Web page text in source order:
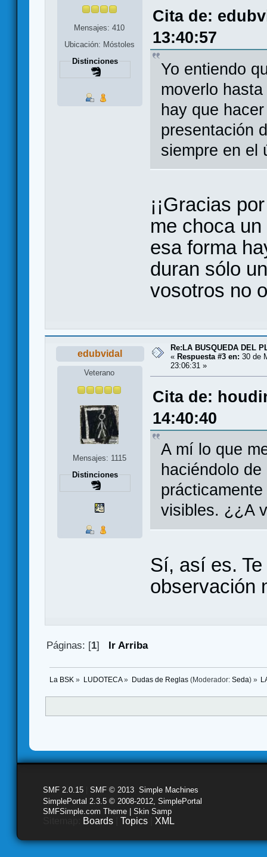
Mensajes: 410
Ubicación: Móstoles
Distinciones
Cita de:
13:40:57
Yo entiendo
moverlo
hay que
presentación
siempre en el
¡¡Gracias
me choca
esa forma
duran sólo
vosotros no
edubvidal
Veterano
Mensajes: 1115
Distinciones
Re:LA BUSQUEDA DEL
« Respuesta #3 en: 30 de
23:06:31 »
Cita de:
14:40:40
A mí lo que
haciéndolo
visibles. ¿¿A
Sí, así es.
observación
Páginas: [1] Ir Arriba
La BSK » LUDOTECA» Dudas de Reglas(Moderador: Seda) »
SMF 2.0.15 SMF © 2013 Simple Machines
SimplePortal 2.3.5 © 2008-2012, SimplePortal
SMFSimple.com Theme | Skin Samp
Boards Topics XML